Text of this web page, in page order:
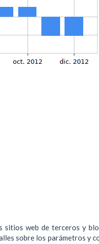
web de terceros y
sobre los parámetros y